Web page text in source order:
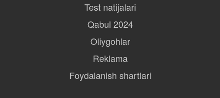
Test natijalari
Qabul 2024
Oliygohlar
Reklama
Foydalanish shartlari